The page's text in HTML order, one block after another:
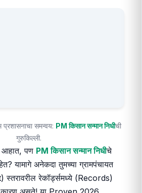
प्रशासनाचा समन्वय: PM किसान सन्मान निधीची
गुरुकिल्ली.
आहात, पण PM किसान सन्मान निधीचे
यामागे अनेकदा तुमच्या ग्रामपंचायत
रेकॉर्ड्समध्ये (Records)